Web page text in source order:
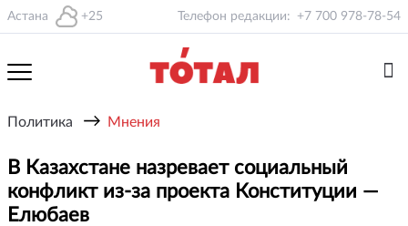
Астана +25 Телефон редакции: +7 700 978-78-54
Политика → Мнения
В Казахстане назревает социальный
конфликт из-за проекта Конституции —
Елюбаев